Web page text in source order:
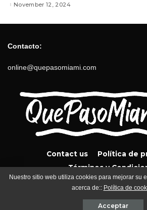
November 12, 2024
Contacto:
online@quepasomiami.com
Contact us
Política de
Términos y
QuePasoMiami.com 2024
Nuestro sitio web utiliza cookies para mejorar su
acerca de:: Política de
Acceptar